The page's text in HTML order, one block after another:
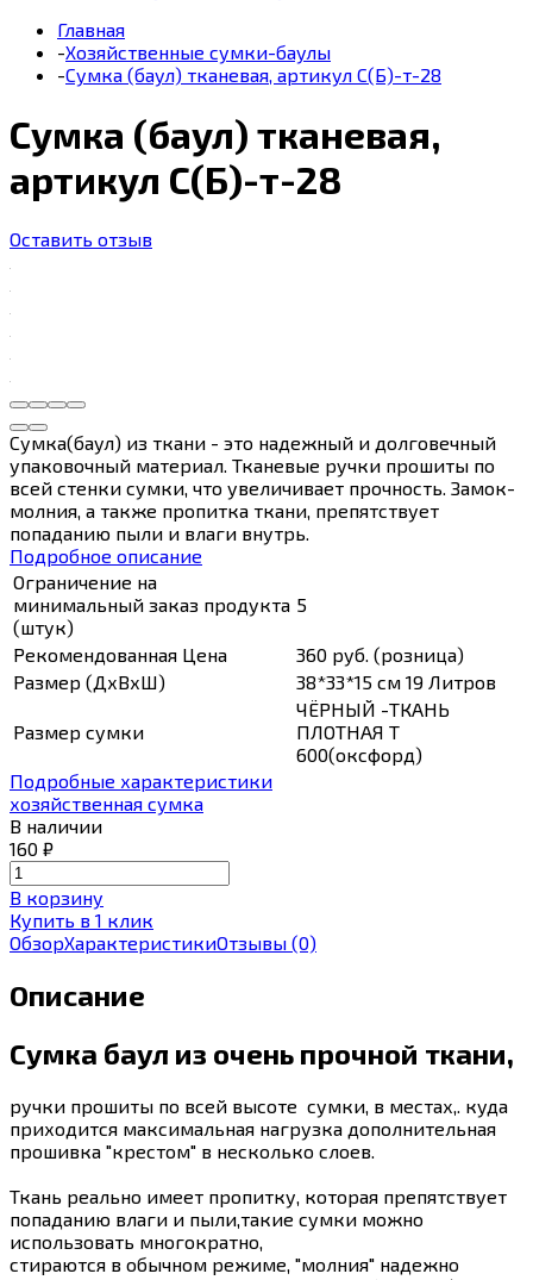
Главная
-Хозяйственные сумки-баулы
-Сумка (баул) тканевая, артикул С(Б)-т-28
Сумка (баул) тканевая,
артикул С(Б)-т-28
Оставить отзыв
Сумка(баул) из ткани - это надежный и долговечный
упаковочный материал. Тканевые ручки прошиты по
всей стенки сумки, что увеличивает прочность. Замок-
молния, а также пропитка ткани, препятствует
попаданию пыли и влаги внутрь.
Подробное описание
Ограничение на
минимальный заказ продукта
(штук)
5
Рекомендованная Цена
360 руб. (розница)
Размер (ДхВхШ)
38*33*15 см 19 Литров
Размер сумки
ЧЁРНЫЙ -ТКАНЬ
ПЛОТНАЯ Т
600(оксфорд)
Подробные характеристики
хозяйственная сумка
В наличии
160 ₽
В корзину
Купить в 1 клик
ОбзорХарактеристикиОтзывы (0)
Описание
Сумка баул из очень прочной ткани,
ручки прошиты по всей высоте сумки, в местах,. куда
приходится максимальная нагрузка дополнительная
прошивка "крестом" в несколько слоев.
Ткань реально имеет пропитку, которая препятствует
попаданию влаги и пыли,такие сумки можно
использовать многократно,
стираются в обычном режиме, "молния" надежно